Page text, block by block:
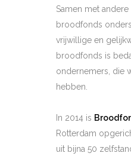
Samen met
broodfonds
vrijwillige en
broodfonds is
ondernemers, die
hebben.
In 2014 is
Rotterdam
uit bijna 50